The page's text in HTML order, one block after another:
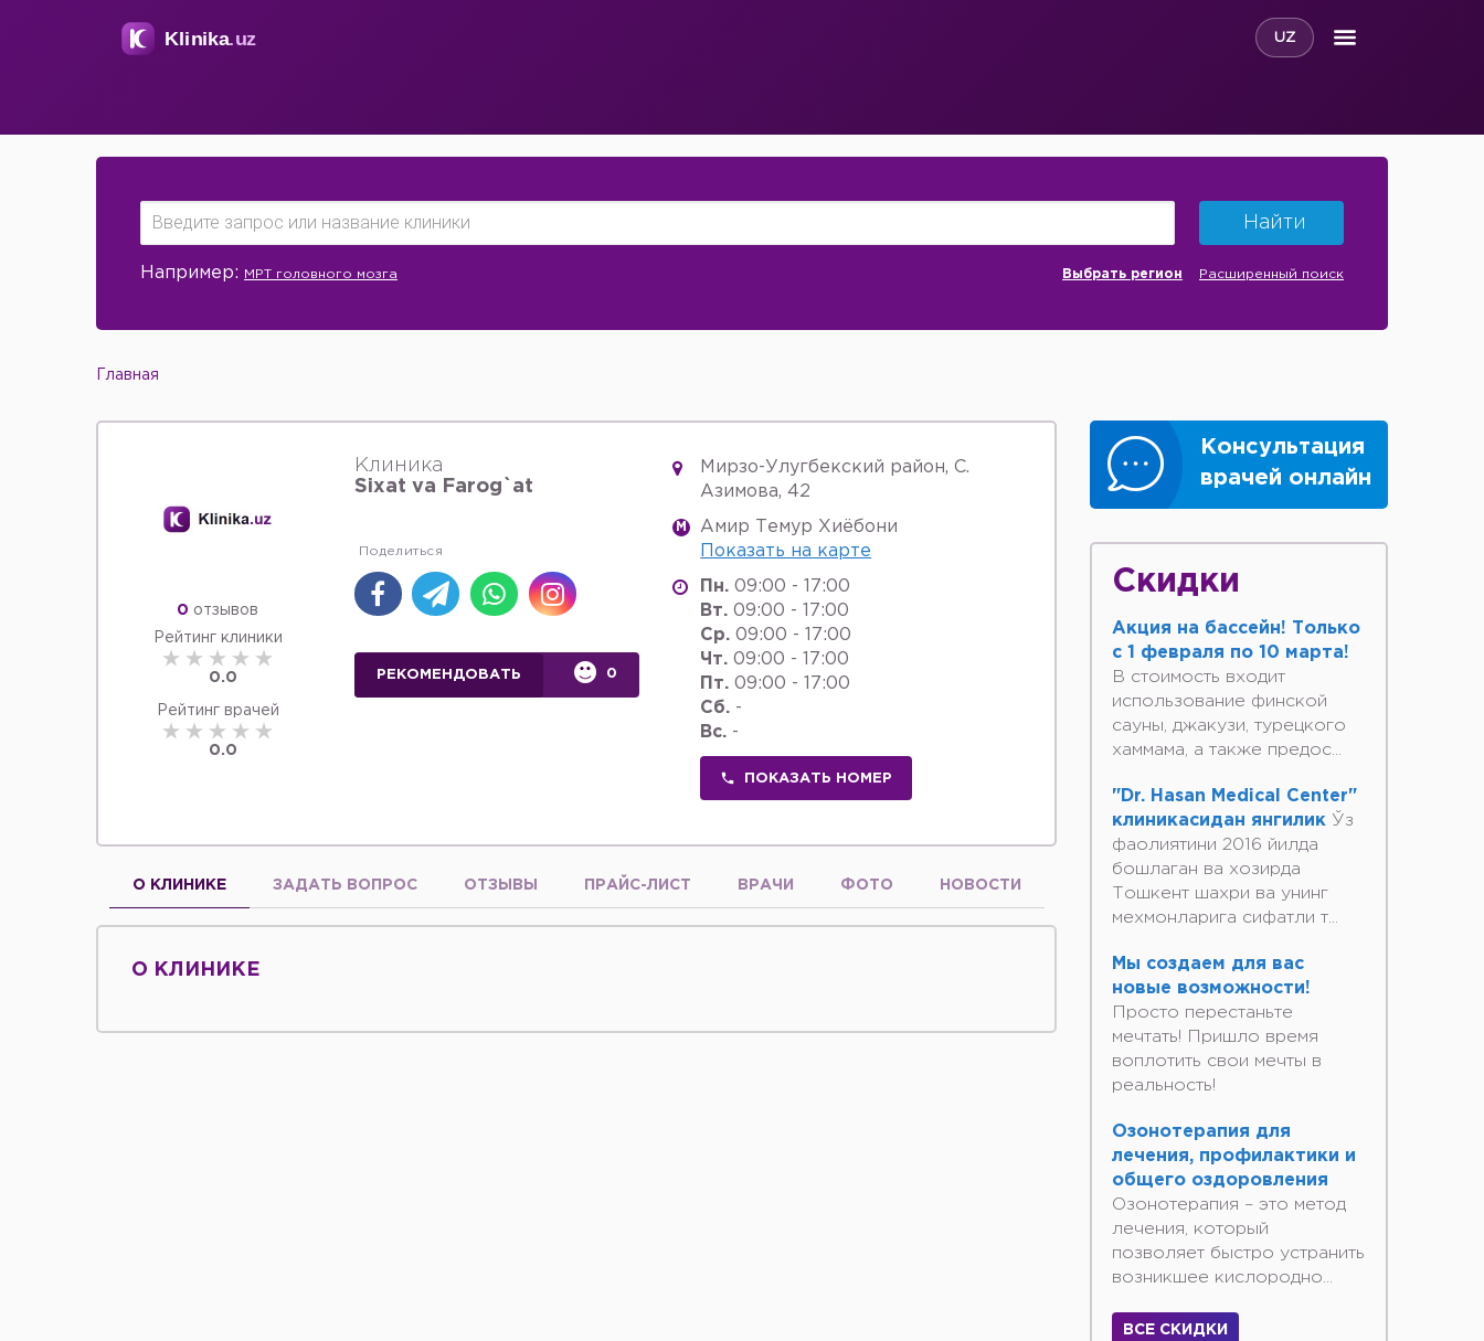
UZ
Найти
Например: МРТ головного мозга Выбрать регион Расширенный поиск
Главная
0 отзывов
Рейтинг клиники
0.0
Рейтинг врачей
0.0
Клиника
Sixat va Farog`at
РЕКОМЕНДОВАТЬ 0
Мирзо-Улугбекский район, С.
Азимова, 42
M
Амир Темур Хиёбони
Показать на карте
Пн. 09:00 - 17:00
Вт. 09:00 - 17:00
Ср. 09:00 - 17:00
Чт. 09:00 - 17:00
Пт. 09:00 - 17:00
Сб. -
Вс. -
ПОКАЗАТЬ НОМЕР
О КЛИНИКЕ ЗАДАТЬ ВОПРОС ОТЗЫВЫ ПРАЙС-ЛИСТ ВРАЧИ ФОТО НОВОСТИ
О КЛИНИКЕ
Консультация
врачей онлайн
Скидки
Акция на бассейн! Только
с 1 февраля по 10 марта!
В стоимость входит
использование финской
сауны, джакузи, турецкого
хаммама, а также предос...
"Dr. Hasan Medical Center"
клиникасидан янгилик Ўз
фаолиятини 2016 йилда
бошлаган ва хозирда
Тошкент шахри ва унинг
мехмонларига сифатли т...
Мы создаем для вас
новые возможности!
Просто перестаньте
мечтать! Пришло время
воплотить свои мечты в
реальность!
Озонотерапия для
лечения, профилактики и
общего оздоровления
Озонотерапия – это метод
лечения, который
позволяет быстро устранить
возникшее кислородно...
ВСЕ СКИДКИ